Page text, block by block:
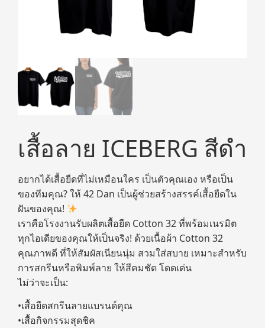
เสื้อลาย ICEBERG สีดำ
อยากได้เสื้อยืดที่ไม่เหมือนใคร เป็นตัวคุณเอง หรือเป็น
ของทีมคุณ? ให้ 42 Dan เป็นผู้ช่วยสร้างสรรค์เสื้อยืดใน
ฝันของคุณ!
เราคือโรงงานรับผลิตเสื้อยืด Cotton 32 ที่พร้อมเนรมิต
ทุกไอเดียของคุณให้เป็นจริง! ด้วยเนื้อผ้า Cotton 32
คุณภาพดี ที่ให้สัมผัสเนียนนุ่ม สวมใส่สบาย เหมาะสำหรับ
การสกรีนหรือพิมพ์ลาย ให้สีคมชัด โดดเด่น
ไม่ว่าจะเป็น:
•เสื้อยืดสกรีนลายแบรนด์คุณ
•เสื้อกิจกรรมสุดชิค